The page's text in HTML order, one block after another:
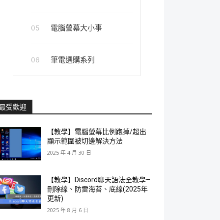
05 電腦螢幕大小事
06 筆電選購系列
受歡迎
【教學】電腦螢幕比例跑掉/超出
顯示範圍被切邊解決方法
2025 年 4 月 30 日
【教學】Discord聊天語法全教學–
刪除線、防雷海苔、底線(2025年
更新)
2025 年 8 月 6 日